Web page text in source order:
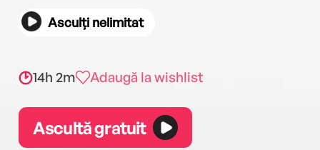
Asculți nelimitat
14h 2m Adaugă la wishlist
Ascultă gratuit